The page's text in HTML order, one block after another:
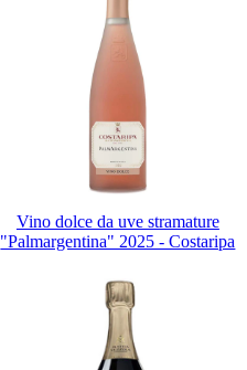
Vino dolce da uve stramature
"Palmargentina" 2025 - Costaripa